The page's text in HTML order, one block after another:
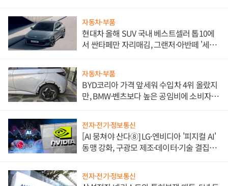
자동차·부품
현대차 올해 SUV 국내 베스트셀러 톱10에
서 싼타페만 자리매김, 그랜저·아반떼 '세단
자동차·부품
BYD코리아 가격 앞세워 수입차 4위 올랐지
만, BMW·벤츠보다 높은 공임비에 소비자
전자·전기·정보통신
[AI 뭉쳐야 산다⑧] LG·엔비디아 '피지컬 AI'
동맹 강화, 구광모 제조·데이터·기술 결집
전자·전기·정보통신